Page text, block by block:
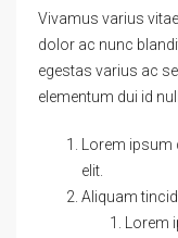
Vivamus varius
dolor ac nunc
egestas varius ac
elementum dui id
Lorem
elit.
Aliquam